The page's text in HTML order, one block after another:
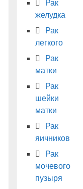
Рак
желудка
Рак
легкого
Рак
матки
Рак
шейки
матки
Рак
яичников
Рак
мочевого
пузыря